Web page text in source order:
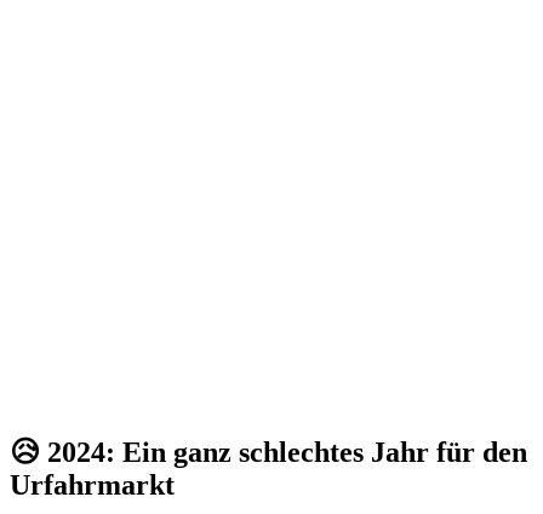
😥 2024: Ein ganz schlechtes Jahr für den
Urfahrmarkt